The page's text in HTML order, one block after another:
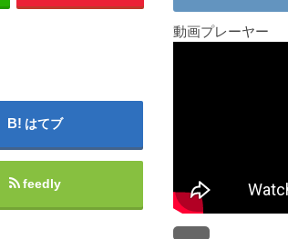
はてブ
feedly
動画プレーヤー